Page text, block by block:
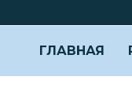
ГЛАВНАЯ